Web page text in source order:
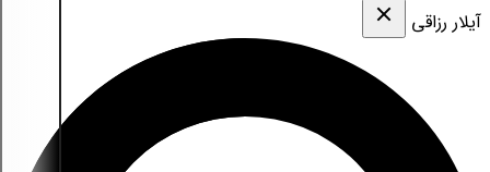
آیلار رزاقی